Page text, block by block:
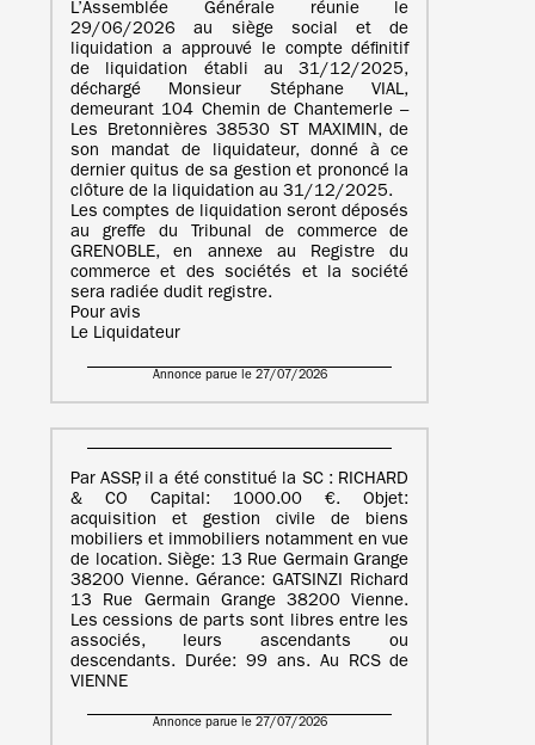
L’Assemblée Générale réunie le
29/06/2026 au siège social et de
liquidation a approuvé le compte définitif
de liquidation établi au 31/12/2025,
déchargé Monsieur Stéphane VIAL,
demeurant 104 Chemin de Chantemerle –
Les Bretonnières 38530 ST MAXIMIN, de
son mandat de liquidateur, donné à ce
dernier quitus de sa gestion et prononcé la
clôture de la liquidation au 31/12/2025.
Les comptes de liquidation seront déposés
au greffe du Tribunal de commerce de
GRENOBLE, en annexe au Registre du
commerce et des sociétés et la société
sera radiée dudit registre.
Pour avis
Le Liquidateur
Annonce parue le 27/07/2026
Par ASSP, il a été constitué la SC : RICHARD
& CO Capital: 1000.00 €. Objet:
acquisition et gestion civile de biens
mobiliers et immobiliers notamment en vue
de location. Siège: 13 Rue Germain Grange
38200 Vienne. Gérance: GATSINZI Richard
13 Rue Germain Grange 38200 Vienne.
Les cessions de parts sont libres entre les
associés, leurs ascendants ou
descendants. Durée: 99 ans. Au RCS de
VIENNE
Annonce parue le 27/07/2026